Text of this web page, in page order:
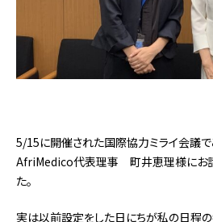
5/15に開催された国際協力ミライ会議
AfriMedico代表理事 町井恵理様にお
た。
実は以前設定をした日にちが私の日程